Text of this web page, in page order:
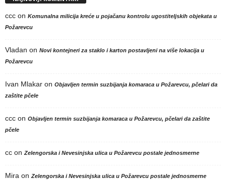
ccc on Komunalna milicija kreće u pojačanu kontrolu ugostiteljskih objekata u
Požarevcu
Vladan on Novi kontejneri za staklo i karton postavljeni na više lokacija u
Požarevcu
Ivan Mlakar on Objavljen termin suzbijanja komaraca u Požarevcu, pčelari da
zaštite pčele
ccc on Objavljen termin suzbijanja komaraca u Požarevcu, pčelari da zaštite
pčele
cc on Zelengorska i Nevesinjska ulica u Požarevcu postale jednosmerne
Mira on Zelengorska i Nevesinjska ulica u Požarevcu postale jednosmerne